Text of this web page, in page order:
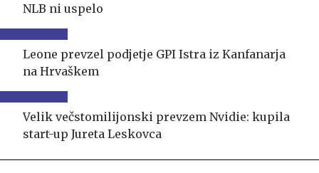
NLB ni uspelo
Leone prevzel podjetje GPI Istra iz Kanfanarja
na Hrvaškem
Velik večstomilijonski prevzem Nvidie: kupila
start-up Jureta Leskovca